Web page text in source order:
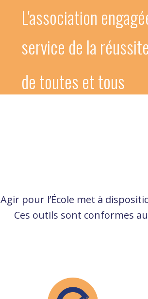
L'association
service de la
de toutes et tous
Agir pour l’École met à
Ces outils sont conformes